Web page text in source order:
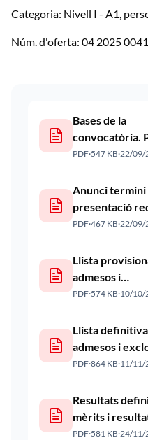
Categoria: Nivell I - A1,
Núm. d'oferta: 04 2025
Bases de la
convocatòria.
ó web 22 09
PDF·547 KB·22/09/
Anunci termini
presentació
mèrits.
PDF·467 KB·22/09/
Llista
admesos i
exclosos.
PDF·574 KB·10/10/
Llista definitiva
admesos i
puntuacions
mèrits.
11 11 2025
PDF·864 KB·11/11/
Resultats
mèrits i
provisionals
PDF·581 KB·24/11/